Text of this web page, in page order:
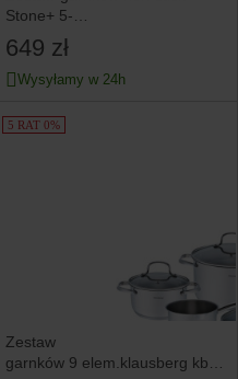
Stone+ 5-
elementów BergHOFF
649 zł
Wysyłamy w 24h
5 RAT 0%
Zestaw
garnków 9 elem.klausberg kb-